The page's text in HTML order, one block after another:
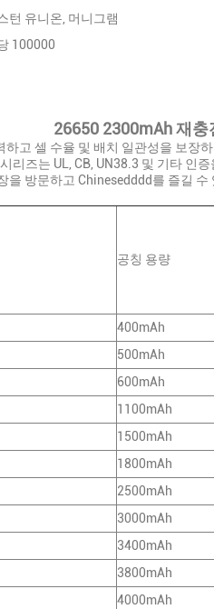
턴 유니온, 머니그램
100000
26650 2300mAh 재충
고 셀 수율 및 배치 일관성을 보장
리즈는 UL, CB, UN38.3 및 기타 인
을 방문하고 Chinesedddd를 즐길 수
공칭 용량
400mAh
500mAh
600mAh
1100mAh
1500mAh
1800mAh
2500mAh
3000mAh
3400mAh
3800mAh
4000mAh